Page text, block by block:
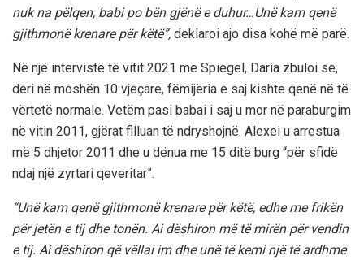
nuk na pëlqen, babi po bën gjënë e duhur…Unë kam qenë
gjithmonë krenare për këtë”, deklaroi ajo disa kohë më parë.
Në një intervistë të vitit 2021 me Spiegel, Daria zbuloi se,
deri në moshën 10 vjeçare, fëmijëria e saj kishte qenë në të
vërtetë normale. Vetëm pasi babai i saj u mor në paraburgim
në vitin 2011, gjërat filluan të ndryshojnë. Alexei u arrestua
më 5 dhjetor 2011 dhe u dënua me 15 ditë burg “për sfidë
ndaj një zyrtari qeveritar”.
“Unë kam qenë gjithmonë krenare për këtë, edhe me frikën
për jetën e tij dhe tonën. Ai dëshiron më të mirën për vendin
e tij. Ai dëshiron që vëllai im dhe unë të kemi një të ardhme